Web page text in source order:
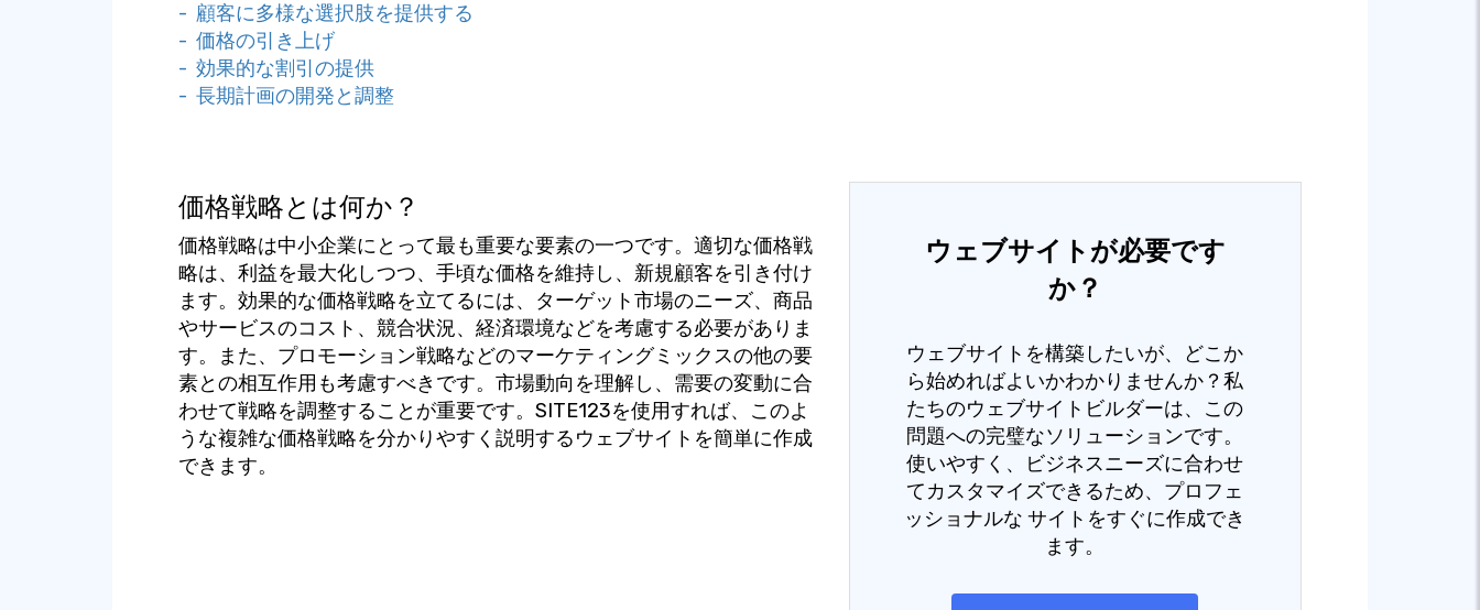
- 顧客に多様な選択肢を提供する
- 価格の引き上げ
- 効果的な割引の提供
- 長期計画の開発と調整
価格戦略とは何か？
価格戦略は中小企業にとって最も重要な要素の一つです。適切な価格戦
略は、利益を最大化しつつ、手頃な価格を維持し、新規顧客を引き付け
ます。効果的な価格戦略を立てるには、ターゲット市場のニーズ、商品
やサービスのコスト、競合状況、経済環境などを考慮する必要がありま
す。また、プロモーション戦略などのマーケティングミックスの他の要
素との相互作用も考慮すべきです。市場動向を理解し、需要の変動に合
わせて戦略を調整することが重要です。SITE123を使用すれば、このよ
うな複雑な価格戦略を分かりやすく説明するウェブサイトを簡単に作成
できます。
ウェブサイトが必要です
か？
ウェブサイトを構築したいが、どこか
ら始めればよいかわかりませんか？私
たちのウェブサイトビルダーは、この
問題への完璧なソリューションです。
使いやすく、ビジネスニーズに合わせ
てカスタマイズできるため、プロフェ
ッショナルな サイトをすぐに作成でき
ます。